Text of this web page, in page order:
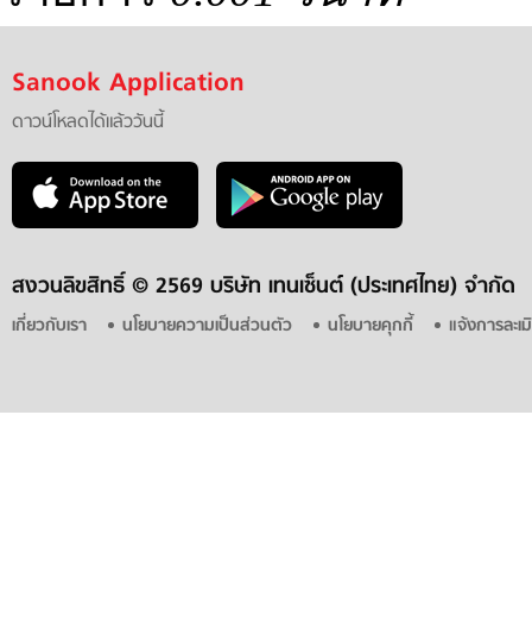
Sanook Application
ดาวน์โหลดได้แล้ววันนี้
สงวนลิขสิทธิ์ © 2569 บริษัท เทนเซ็นต์ (ประเทศไทย) จำกัด
เกี่ยวกับเรา นโยบายความเป็นส่วนตัว นโยบายคุกกี้ แจ้งการละ